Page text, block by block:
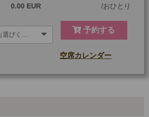
0.00 EUR おひとり
予約する
空席カレンダー